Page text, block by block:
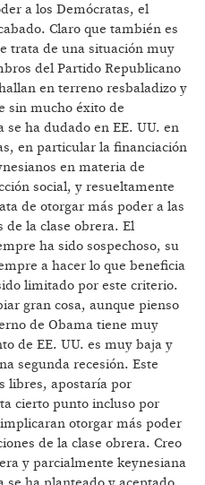
a los Demócratas, el
Claro que también es
trata de una situación muy
del Partido Republicano
en terreno resbaladizo y
sin mucho éxito de
ha dudado en EE. UU. en
en particular la financiación
en materia de
social, y resueltamente
de otorgar más poder a las
de la clase obrera. El
ha sido sospechoso, su
a hacer lo que beneficia
limitado por este criterio.
gran cosa, aunque pienso
de Obama tiene muy
de EE. UU. es muy baja y
segunda recesión. Este
libres, apostaría por
cierto punto incluso por
otorgar más poder
de la clase obrera. Creo
y parcialmente keynesiana